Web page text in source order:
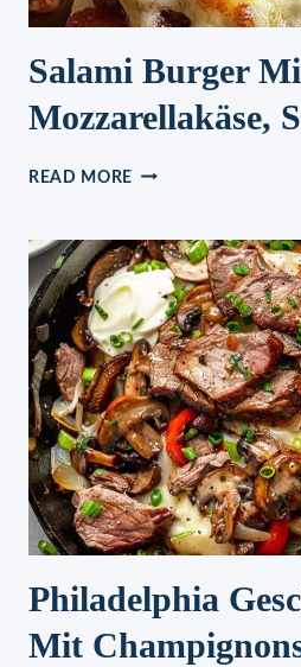
Salami Burger
Mozzarellakäse,
READ MORE SALAMI
100
G
MOZZARELLAKÄSE,
SUPERLECKER!
Philadelphia
Mit